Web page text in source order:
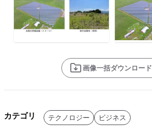
画像一括ダウンロード
カテゴリ テクノロジー ビジネス